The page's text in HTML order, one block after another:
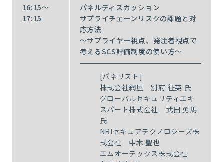
16:15～
17:15
パネルディスカッション
サプライチェーンリスクの課題と対
応方法
～サプライヤー視点、発注者視点で
考えるSCS評価制度の使い方～
[パネリスト]
株式会社網屋 別府 征英 氏
グローバルセキュリティエキ
スパート株式会社 武田 勇馬
氏
NRIセキュアテクノロジーズ株
式会社 中木 聖也
エムオーテックス株式会社